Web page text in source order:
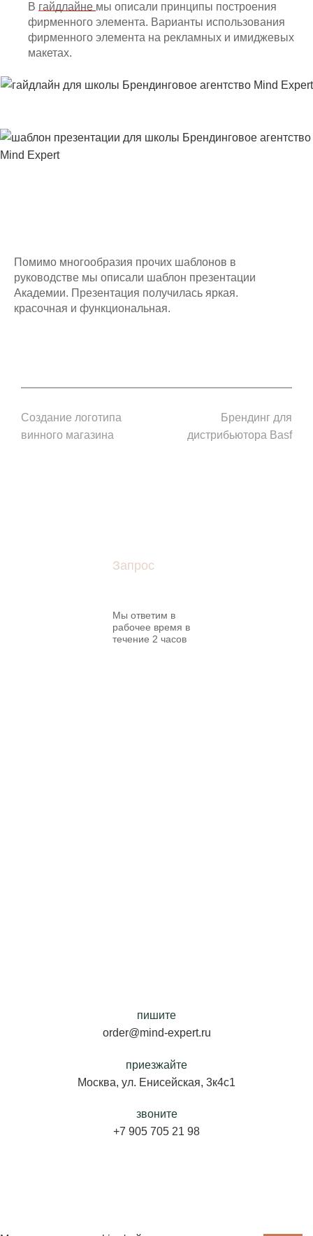
В гайдлайне мы описали принципы построения
фирменного элемента. Варианты использования
фирменного элемента на рекламных и имиджевых
макетах.
Помимо многообразия прочих шаблонов в
руководстве мы описали шаблон презентации
Академии. Презентация получилась яркая.
красочная и функциональная.
Брендинг для
дистрибьютора Basf
Создание логотипа
винного магазина
Запрос
Мы ответим в
рабочее время в
течение 2 часов
пишите
order@mind-expert.ru
приезжайте
Москва, ул. Енисейская, 3к4с1
звоните
+7 905 705 21 98